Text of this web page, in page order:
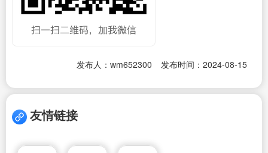
发布人：wm652300 发布时间：2024-08-15
友情链接